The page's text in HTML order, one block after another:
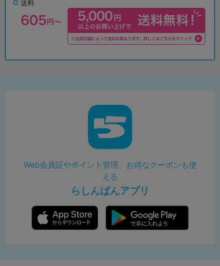
送料
Web会員証やポイント管理、お得なクーポンも使
える
らしんばんアプリ